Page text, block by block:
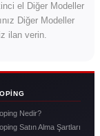
el Diğer Modeller
Diğer Modeller
ilan verin.
Nedir?
Satın Alma Şartları